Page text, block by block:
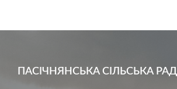
ПАСІЧНЯНСЬКА СІЛЬСЬКА